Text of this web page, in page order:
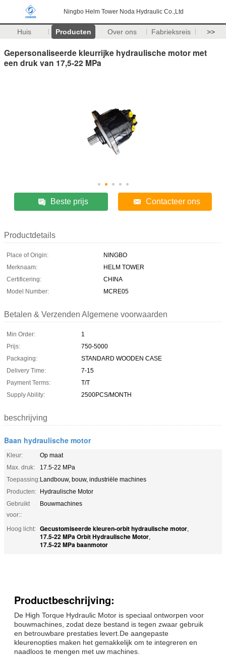
Ningbo Helm Tower Noda Hydraulic Co.,Ltd
Huis Producten Over ons Fabrieksreis >>
Gepersonaliseerde kleurrijke hydraulische motor met
een druk van 17,5-22 MPa
Beste prijs Contacteer ons
Productdetails
Place of Origin:
NINGBO
Merknaam:
HELM TOWER
Certificering:
CHINA
Model Number:
MCRE05
Betalen & Verzenden Algemene voorwaarden
Min Order:
1
Prijs:
750-5000
Packaging:
STANDARD WOODEN CASE
Delivery Time:
7-15
Payment Terms:
T/T
Supply Ability:
2500PCS/MONTH
beschrijving
Baan hydraulische motor
Kleur:
Op maat
Max. druk:
17.5-22 MPa
Toepassing:Landbouw, bouw, industriële machines
Producten: Hydraulische Motor
Gebruikt
voor::
Bouwmachines
Hoog licht: Gecustomiseerde kleuren-orbit hydraulische motor,
17.5-22 MPa Orbit Hydraulische Motor,
17.5-22 MPa baanmotor
Productbeschrijving:
De High Torque Hydraulic Motor is speciaal ontworpen voor
bouwmachines, zodat deze bestand is tegen zwaar gebruik
en betrouwbare prestaties levert.De aangepaste
kleurenopties maken het gemakkelijk om te integreren en
naadloos te mengen met uw machines.